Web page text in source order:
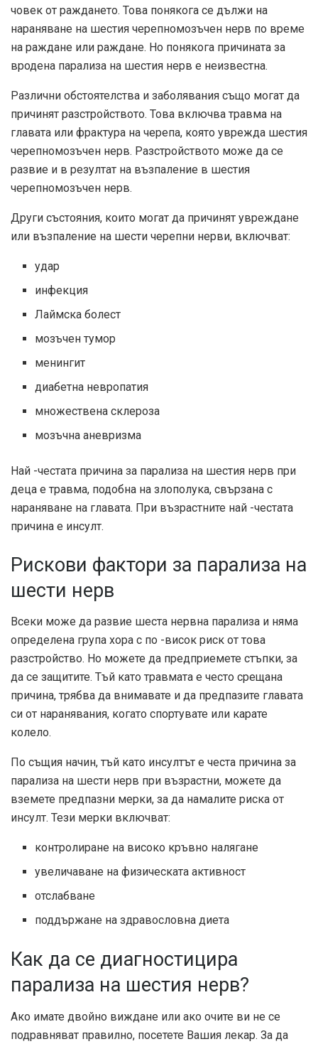
човек от раждането. Това понякога се дължи на
нараняване на шестия черепномозъчен нерв по време
на раждане или раждане. Но понякога причината за
вродена парализа на шестия нерв е неизвестна.
Различни обстоятелства и заболявания също могат да
причинят разстройството. Това включва травма на
главата или фрактура на черепа, която уврежда шестия
черепномозъчен нерв. Разстройството може да се
развие и в резултат на възпаление в шестия
черепномозъчен нерв.
Други състояния, които могат да причинят увреждане
или възпаление на шести черепни нерви, включват:
удар
инфекция
Лаймска болест
мозъчен тумор
менингит
диабетна невропатия
множествена склероза
мозъчна аневризма
Най -честата причина за парализа на шестия нерв при
деца е травма, подобна на злополука, свързана с
нараняване на главата. При възрастните най -честата
причина е инсулт.
Рискови фактори за парализа на
шести нерв
Всеки може да развие шеста нервна парализа и няма
определена група хора с по -висок риск от това
разстройство. Но можете да предприемете стъпки, за
да се защитите. Тъй като травмата е често срещана
причина, трябва да внимавате и да предпазите главата
си от наранявания, когато спортувате или карате
колело.
По същия начин, тъй като инсултът е честа причина за
парализа на шести нерв при възрастни, можете да
вземете предпазни мерки, за да намалите риска от
инсулт. Тези мерки включват:
контролиране на високо кръвно налягане
увеличаване на физическата активност
отслабване
поддържане на здравословна диета
Как да се диагностицира
парализа на шестия нерв?
Ако имате двойно виждане или ако очите ви не се
подравняват правилно, посетете Вашия лекар. За да